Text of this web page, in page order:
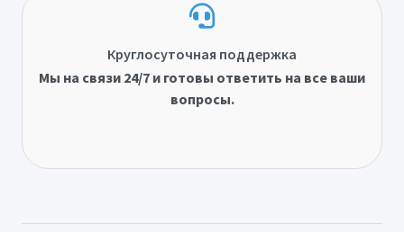
Круглосуточная поддержка
Мы на связи 24/7 и готовы ответить на все ваши
вопросы.